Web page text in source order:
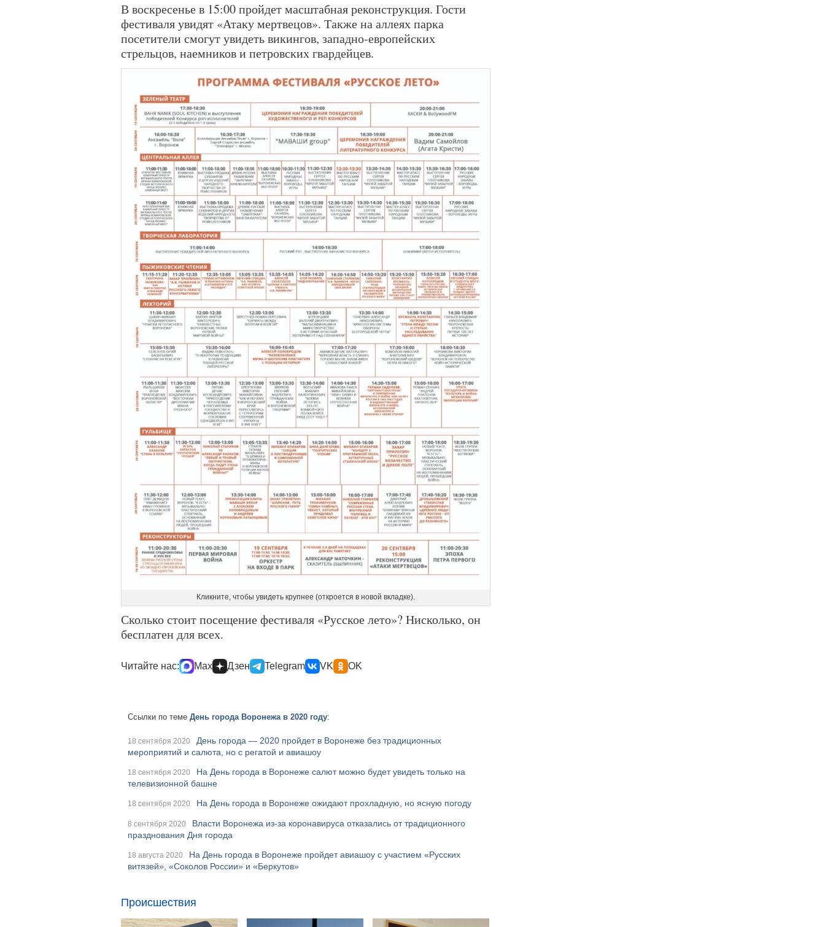
В воскресенье в 15:00 пройдет масштабная реконструкция. Гости
фестиваля увидят «Атаку мертвецов». Также на аллеях парка
посетители смогут увидеть викингов, западно-европейских
стрельцов, наемников и петровских гвардейцев.
Кликните, чтобы увидеть крупнее (откроется в новой вкладке).
Сколько стоит посещение фестиваля «Русское лето»? Нисколько, он
бесплатен для всех.
Читайте нас: Max Дзен Telegram VK OK
Ссылки по теме День города Воронежа в 2020 году:
18 сентября 2020
День города — 2020 пройдет в Воронеже без традиционных
мероприятий и салюта, но с регатой и авиашоу
18 сентября 2020
На День города в Воронеже салют можно будет увидеть только на
телевизионной башне
18 сентября 2020 На День города в Воронеже ожидают прохладную, но ясную погоду
8 сентября 2020
Власти Воронежа из-за коронавируса отказались от традиционного
празднования Дня города
18 августа 2020
На День города в Воронеже пройдет авиашоу с участием «Русских
витязей», «Соколов России» и «Беркутов»
Происшествия